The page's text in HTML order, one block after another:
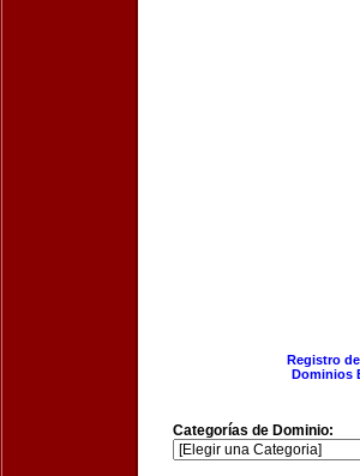
Registro
Dominios
Categorías de Dominio: